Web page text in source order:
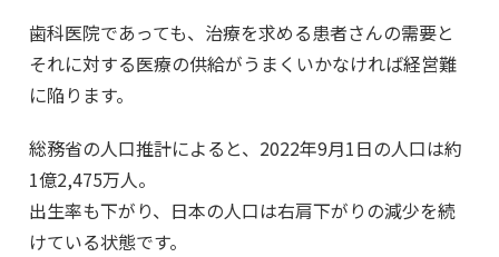
歯科医院であっても、治療を求める患者さんの需要と
それに対する医療の供給がうまくいかなければ経営難
に陥ります。
総務省の人口推計によると、2022年9月1日の人口は約
1億2,475万人。
出生率も下がり、日本の人口は右肩下がりの減少を続
けている状態です。